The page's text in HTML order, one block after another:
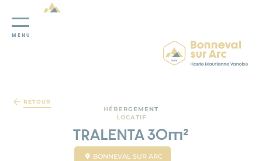
MENU
RETOUR
HÉBERGEMENT
LOCATIF
TRALENTA 30m²
BONNEVAL SUR ARC